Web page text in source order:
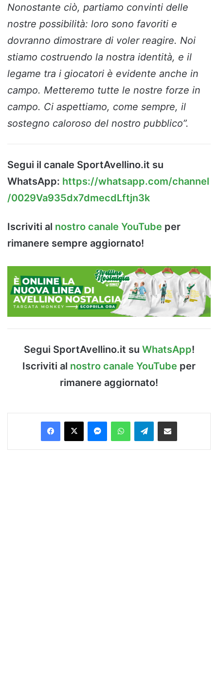
Nonostante ciò, partiamo convinti delle
nostre possibilità: loro sono favoriti e
dovranno dimostrare di voler reagire. Noi
stiamo costruendo la nostra identità, e il
legame tra i giocatori è evidente anche in
campo. Metteremo tutte le nostre forze in
campo. Ci aspettiamo, come sempre, il
sostegno caloroso del nostro pubblico”.
Segui il canale SportAvellino.it su
WhatsApp: https://whatsapp.com/channel
/0029Va935dx7dmecdLftjn3k
Iscriviti al nostro canale YouTube per
rimanere sempre aggiornato!
Segui SportAvellino.it su WhatsApp!
Iscriviti al nostro canale YouTube per
rimanere aggiornato!
Facebook
X MessengerWhatsAppTelegramCondividi via Email